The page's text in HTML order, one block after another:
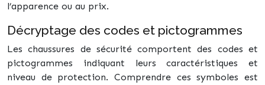
l’apparence ou au prix.
Décryptage des codes et pictogrammes
Les chaussures de sécurité comportent des codes et
pictogrammes indiquant leurs caractéristiques et
niveau de protection. Comprendre ces symboles est